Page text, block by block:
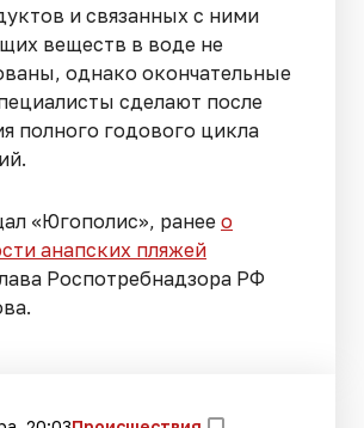
и связанных с ними
веществ в воде не
однако окончательные
сделают после
полного годового цикла
«Югополис», ранее о
анапских пляжей
Роспотребнадзора РФ